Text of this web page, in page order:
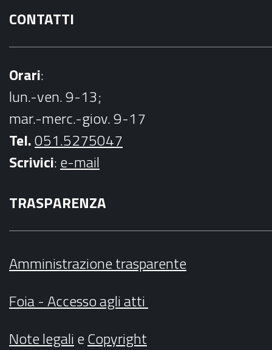
CONTATTI
Orari:
lun.-ven. 9-13;
mar.-merc.-giov. 9-17
Tel.051.5275047
Scrivici:e-mail
TRASPARENZA
Amministrazione trasparente
Foia - Accesso agli atti
Note legalieCopyright